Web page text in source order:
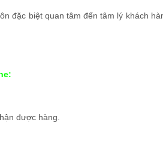
đặc biệt quan tâm đến tâm lý khách
được hàng.